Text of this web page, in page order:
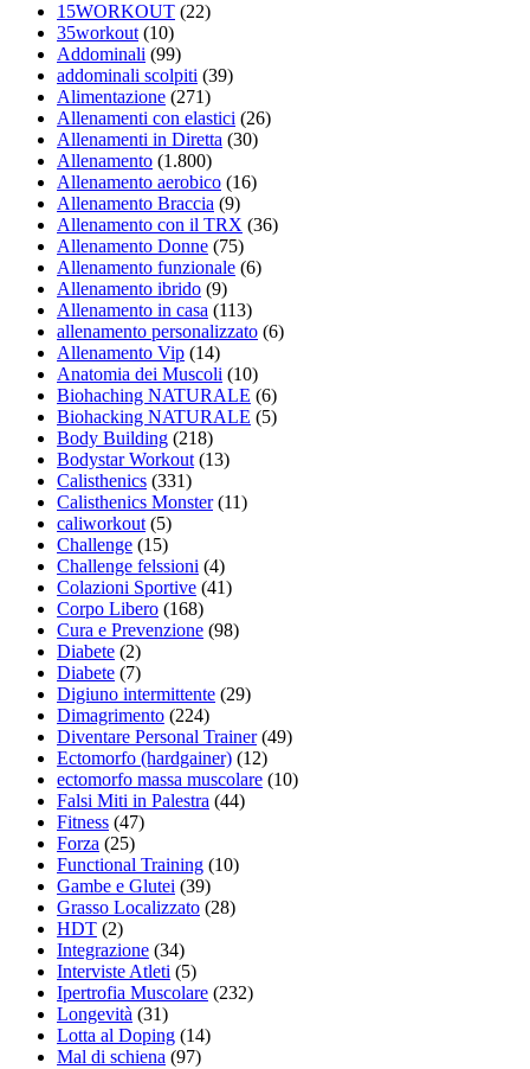
15WORKOUT (22)
35workout(10)
Addominali (99)
addominali scolpiti (39)
Alimentazione (271)
Allenamenti con elastici (26)
Allenamenti in Diretta (30)
Allenamento (1.800)
Allenamento aerobico (16)
Allenamento Braccia (9)
Allenamento con il TRX (36)
Allenamento Donne (75)
Allenamento funzionale (6)
Allenamento ibrido (9)
Allenamento in casa (113)
allenamento personalizzato (6)
Allenamento Vip (14)
Anatomia dei Muscoli (10)
Biohaching NATURALE (6)
Biohacking NATURALE (5)
Body Building (218)
Bodystar Workout(13)
Calisthenics (331)
Calisthenics Monster(11)
caliworkout(5)
Challenge (15)
Challenge felssioni (4)
Colazioni Sportive (41)
Corpo Libero (168)
Cura e Prevenzione (98)
Diabete (2)
Diabete (7)
Digiuno intermittente (29)
Dimagrimento (224)
Diventare Personal Trainer(49)
Ectomorfo (hardgainer) (12)
ectomorfo massa muscolare (10)
Falsi Miti in Palestra (44)
Fitness (47)
Forza (25)
Functional Training (10)
Gambe e Glutei (39)
Grasso Localizzato (28)
HDT (2)
Integrazione (34)
Interviste Atleti (5)
Ipertrofia Muscolare (232)
Longevità (31)
Lotta al Doping (14)
Mal di schiena (97)